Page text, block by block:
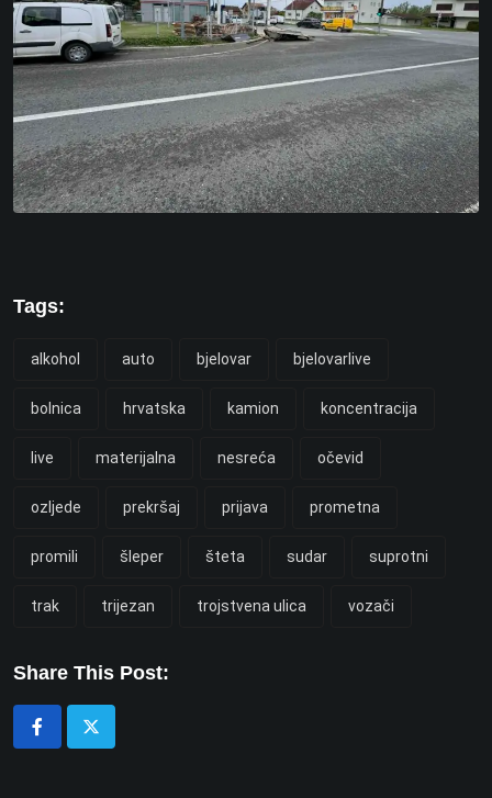
Tags:
alkohol auto bjelovar bjelovarlive
bolnica hrvatska kamion koncentracija
live materijalna nesreća očevid
ozljede prekršaj prijava prometna
promili šleper šteta sudar suprotni
trak trijezan trojstvena ulica vozači
Share This Post: